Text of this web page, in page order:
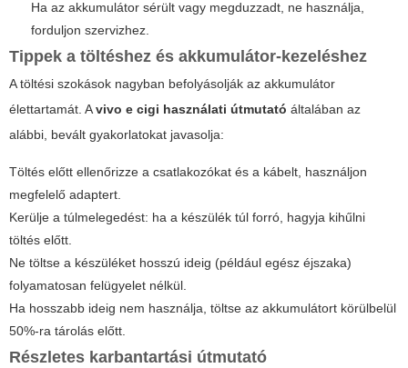
Ha az akkumulátor sérült vagy megduzzadt, ne használja,
forduljon szervizhez.
Tippek a töltéshez és akkumulátor-kezeléshez
A töltési szokások nagyban befolyásolják az akkumulátor
élettartamát. Avivo e cigi használati útmutató általában az
alábbi, bevált gyakorlatokat javasolja:
Töltés előtt ellenőrizze a csatlakozókat és a kábelt, használjon
megfelelő adaptert.
Kerülje a túlmelegedést: ha a készülék túl forró, hagyja kihűlni
töltés előtt.
Ne töltse a készüléket hosszú ideig (például egész éjszaka)
folyamatosan felügyelet nélkül.
Ha hosszabb ideig nem használja, töltse az akkumulátort körülbelül
50%-ra tárolás előtt.
Részletes karbantartási útmutató